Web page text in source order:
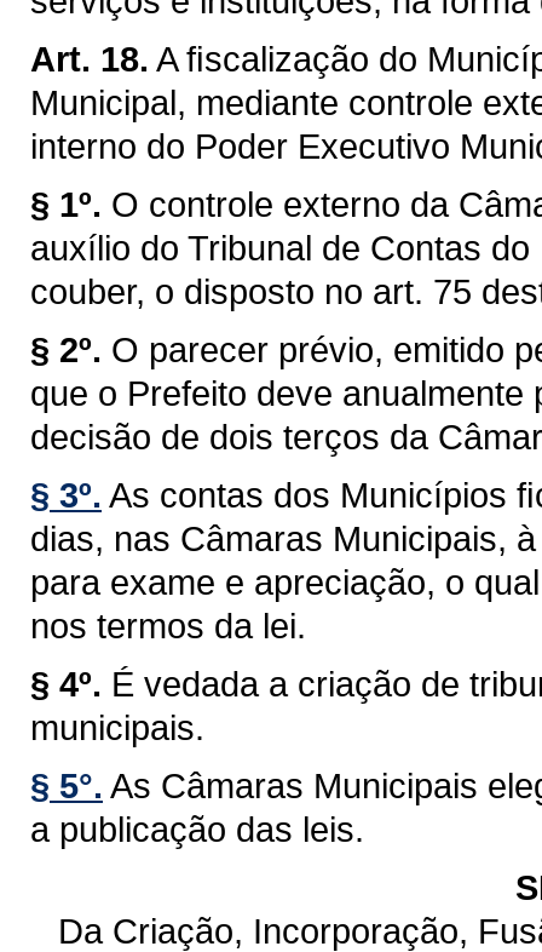
Art. 18. A ﬁscalização do
Municipal, mediante controle
interno do Poder Executivo
§ 1º. O controle externo da
auxílio do Tribunal de Contas
couber, o disposto no art. 75
§ 2º. O parecer prévio, emitido
que o Prefeito deve
decisão de dois terços da
§ 3º. As contas dos Municípios
dias, nas Câmaras Municipais,
para exame e apreciação, o
nos termos da lei.
§ 4º. É vedada a criação de
municipais.
§ 5°. As Câmaras Municipais
a publicação das leis.
Da Criação, Incorporação,